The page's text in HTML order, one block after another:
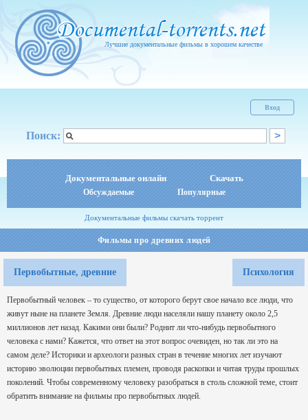
Лучшие документальные фильмы в хорошем качестве
Вход
Поиск:
Документальные онлайн Скачать
Обсуждаемые Популярные
Документальные фильмы скачать торрент
Фильмы про древних людей
Первобытные, древние Психология
Первобытный человек – то существо, от которого берут свое начало все люди, что
живут ныне на планете Земля. Древние люди населяли нашу планету около 2,5
миллионов лет назад. Какими они были? Роднит ли что-нибудь первобытного
человека с нами? Кажется, что ответ на этот вопрос очевиден, но так ли это на
самом деле? Историки и археологи разных стран в течение многих лет изучают
историю эволюции первобытных племен, проводя раскопки и читая труды прошлых
поколений. Чтобы современному человеку разобраться в столь сложной теме, стоит
обратить внимание на фильмы про первобытных людей.